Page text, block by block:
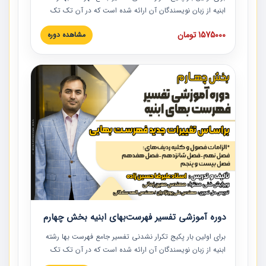
ابنیه از زبان نویسندگان آن ارائه شده است که در آن تک تک
ردیف ها و مطالب فهرست بها تفسیر و ارائه شده است. این
دوره به صورت کامل تصویری بوده و به همراه تصاویر عملیات
دوره با کلام مهندس علیرضاحسین‌زاده مدیر پروژه مهندسی
مشاور در امر بازنگری فهرست بها رشته ابنیه ارائه شده و به تمام
همکارانی که در حوزه صنعت ساخت در حال فعالیت هستند حتما
توصیه می کنیم از مطالب این دوره استفاده نمایند.
1575000 تومان مشاهده دوره
دوره آموزشی تفسیر فهرست‌بهای ابنیه بخش چهارم
برای اولین بار پکیج تکرار نشدنی تفسیر جامع فهرست بها رشته
ابنیه از زبان نویسندگان آن ارائه شده است که در آن تک تک
ردیف ها و مطالب فهرست بها تفسیر و ارائه شده است. این